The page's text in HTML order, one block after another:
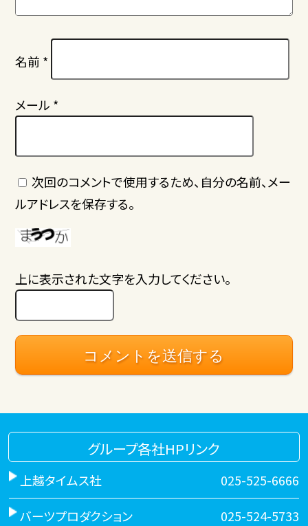
名前 *
メール *
次回のコメントで使用するため、自分の名前、メー
ルアドレスを保存する。
上に表示された文字を入力してください。
グループ各社HPリンク
上越タイムス社 025-525-6666
バーツプロダクション 025-524-5733